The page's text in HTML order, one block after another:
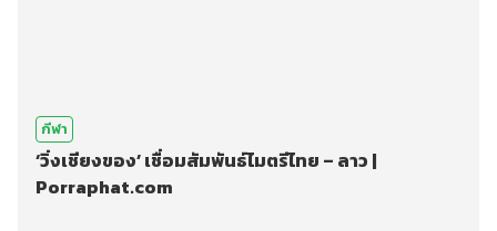
กีฬา
‘วิ่งเชียงของ’ เชื่อมสัมพันธ์ไมตรีไทย – ลาว |
Porraphat.com